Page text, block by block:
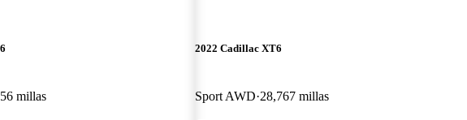
millas
2022 Cadillac XT6
Sport AWD 28,767 millas